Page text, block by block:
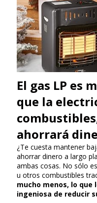
El gas LP es
que la
ahorrará
¿Te cuesta mantener
ahorrar dinero a largo
ambas cosas. No sólo
u otros combustibles
mucho menos, lo
ingeniosa de reducir